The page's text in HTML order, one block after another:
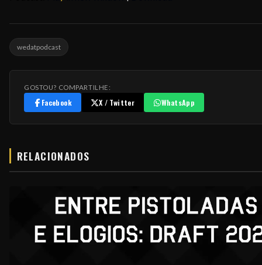
wedatpodcast
GOSTOU? COMPARTILHE:
Facebook X / Twitter WhatsApp
RELACIONADOS